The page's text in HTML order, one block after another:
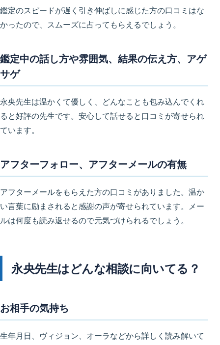
鑑定のスピードが遅く引き伸ばしに感じた方の口コミはな
かったので、スムーズに占ってもらえるでしょう。
鑑定中の話し方や雰囲気、結果の伝え方、アゲ
サゲ
永央先生は温かくて優しく、どんなことも包み込んでくれ
ると好評の先生です。安心して話せると口コミが寄せられ
ています。
アフターフォロー、アフターメールの有無
アフターメールをもらえた方の口コミがありました。温か
い言葉に励まされると感謝の声が寄せられています。メー
ルは何度も読み返せるので元気づけられるでしょう。
永央先生はどんな相談に向いてる？
お相手の気持ち
生年月日、ヴィジョン、オーラなどから詳しく読み解いて